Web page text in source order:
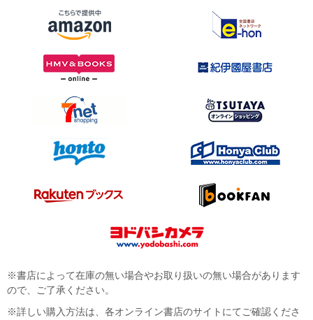
※書店によって在庫の無い場合やお取り扱いの無い場合があります
ので、ご了承ください。
※詳しい購入方法は、各オンライン書店のサイトにてご確認くださ